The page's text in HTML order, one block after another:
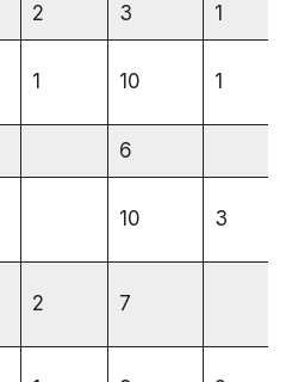
2 3 1
1 10 1
6
10 3
2 7